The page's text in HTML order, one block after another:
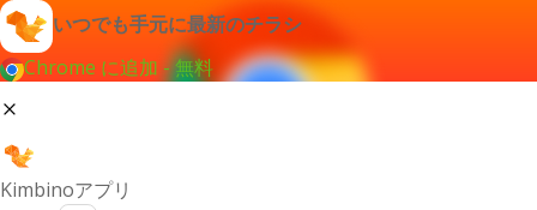
いつでも手元に最新のチラシ
Chrome に追加 - 無料
Kimbinoアプリ